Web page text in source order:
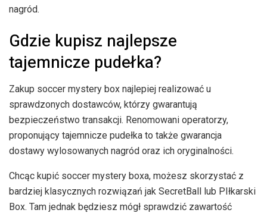
nagród.
Gdzie kupisz najlepsze
tajemnicze pudełka?
Zakup soccer mystery box najlepiej realizować u
sprawdzonych dostawców, którzy gwarantują
bezpieczeństwo transakcji. Renomowani operatorzy,
proponujący tajemnicze pudełka to także gwarancja
dostawy wylosowanych nagród oraz ich oryginalności.
Chcąc kupić soccer mystery boxa, możesz skorzystać z
bardziej klasycznych rozwiązań jak SecretBall lub PIłkarski
Box. Tam jednak będziesz mógł sprawdzić zawartość